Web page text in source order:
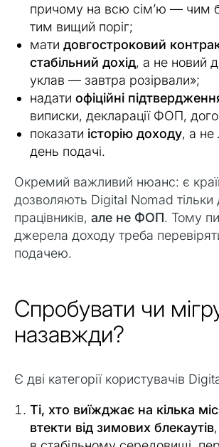
причому на всю сім’ю — чим
тим вищий поріг;
мати довгостроковий
стабільний дохід, а не новий
уклав — завтра розірвали»;
надати офіційні
виписки, декларації ФОП,
показати історію доходу, а не
день подачі.
Окремий важливий нюанс: є
дозволяють Digital Nomad
працівників, але не ФОП. Тому
джерела доходу треба
подачею.
Спробувати чи
назавжди?
Є дві категорії користувачів
Ті, хто виїжджає на кілька
втекти від зимових блекаутів